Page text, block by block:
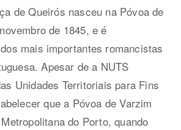
de Queirós nasceu na Póvoa de
de 1845, e é
mais importantes romancistas
Apesar de a NUTS
Unidades Territoriais para Fins
que a Póvoa de Varzim
do Porto, quando